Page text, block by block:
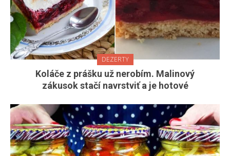
DEZERTY
Koláče z prášku už nerobím. Malinový
zákusok stačí navrstviť a je hotové